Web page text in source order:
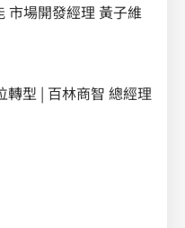
市場開發經理 黃子維
轉型 | 百林商智 總經理